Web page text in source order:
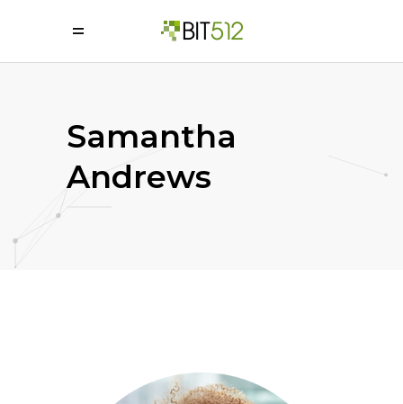
=
Samantha
Andrews